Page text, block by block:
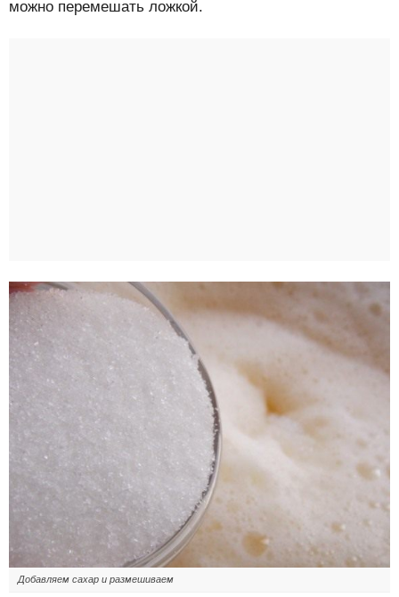
можно перемешать ложкой.
Добавляем сахар и размешиваем